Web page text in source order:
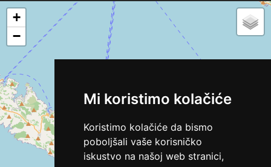
Mi koristimo kolačiće
Koristimo kolačiće da bismo
poboljšali vaše korisničko
iskustvo na našoj web stranici,
+
−